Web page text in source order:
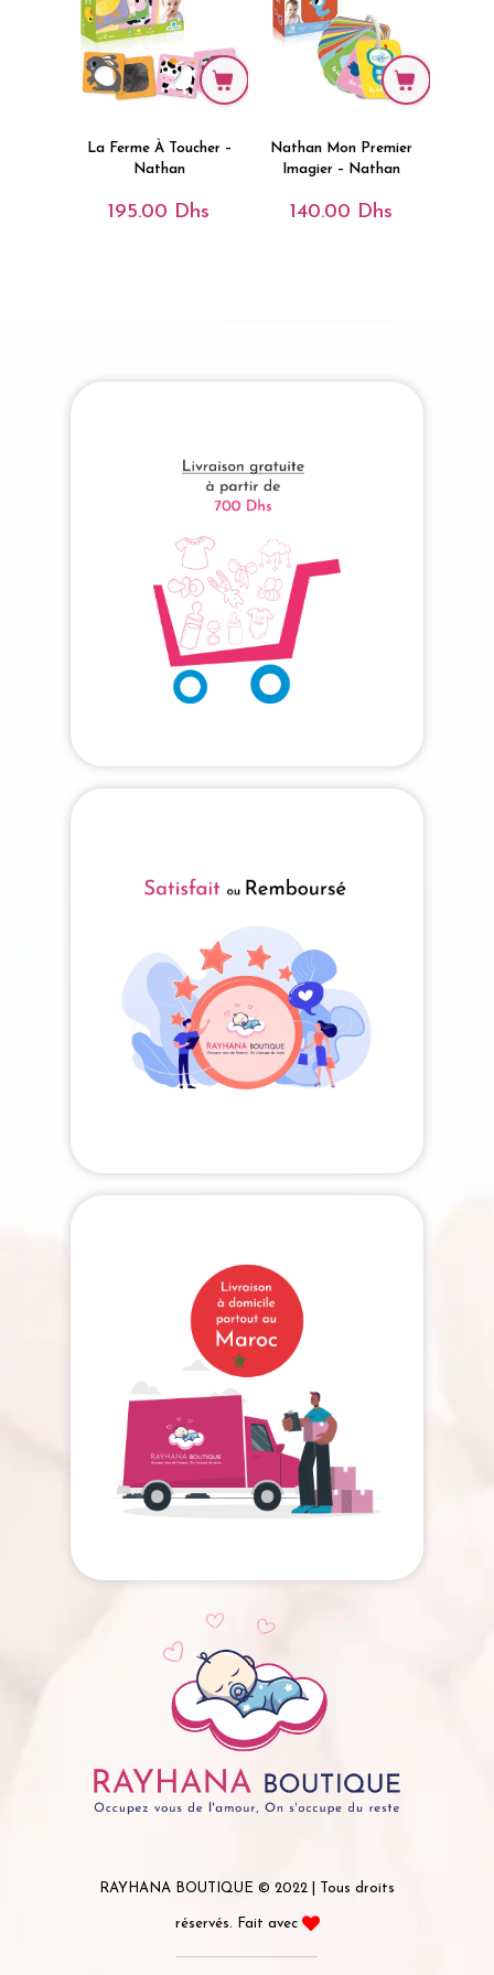
La Ferme À Toucher –
Nathan
195.00 Dhs
Nathan Mon Premier
Imagier – Nathan
140.00 Dhs
RAYHANA BOUTIQUE © 2022 | Tous droits
réservés. Fait avec